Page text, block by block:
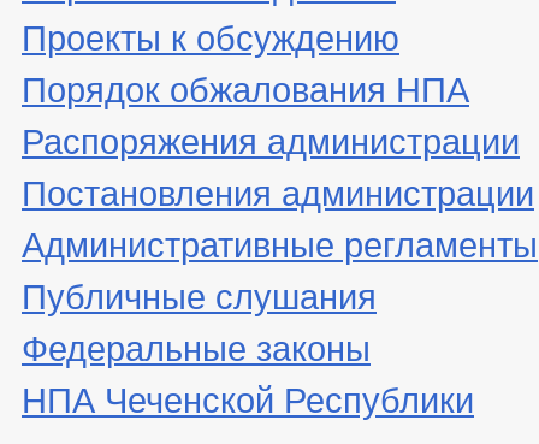
Проекты к обсуждению
Порядок обжалования НПА
Распоряжения администрации
Постановления администрации
Административные регламенты
Публичные слушания
Федеральные законы
НПА Чеченской Республики